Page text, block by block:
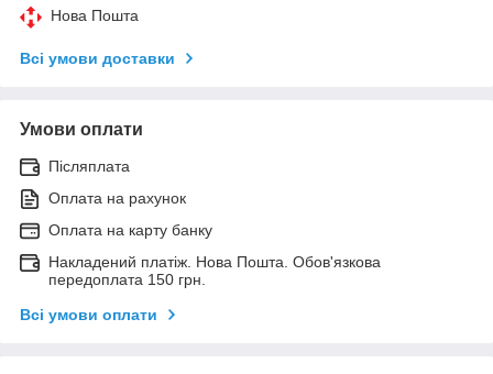
Нова Пошта
Всі умови доставки
Умови оплати
Післяплата
Оплата на рахунок
Оплата на карту банку
Накладений платіж. Нова Пошта. Обов'язкова
передоплата 150 грн.
Всі умови оплати